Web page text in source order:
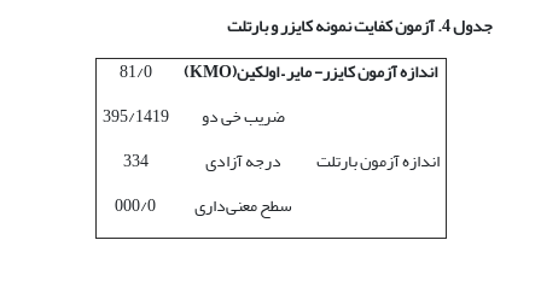
جدول 4. آزمون کفایت نمونه کایزر و بارتلت
اندازه آزمون کایزر- مایر–اولکین(KMO)
81/0
اندازه آزمون بارتلت
ضریب خی دو
395/1419
درجه آزادی
334
سطح معنی‌داری
000/0